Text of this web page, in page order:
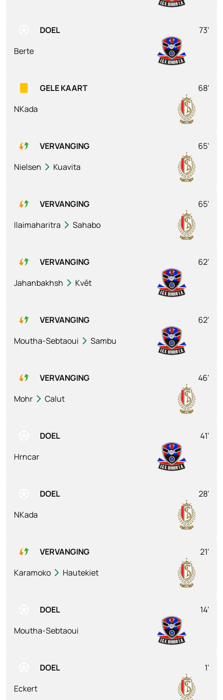
DOEL
73'
Berte
GELE KAART
68'
NKada
VERVANGING
65'
Nielsen
Kuavita
VERVANGING
65'
Ilaimaharitra
Sahabo
VERVANGING
62'
Jahanbakhsh
Květ
VERVANGING
62'
Moutha-Sebtaoui
Sambu
VERVANGING
46'
Mohr
Calut
DOEL
41'
Hrncar
DOEL
28'
NKada
VERVANGING
21'
Karamoko
Hautekiet
DOEL
14'
Moutha-Sebtaoui
DOEL
1'
Eckert